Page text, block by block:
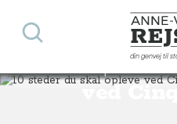
Anne-
din genvej til
Søg
10 steder
ved
Destinationer Europa Italien